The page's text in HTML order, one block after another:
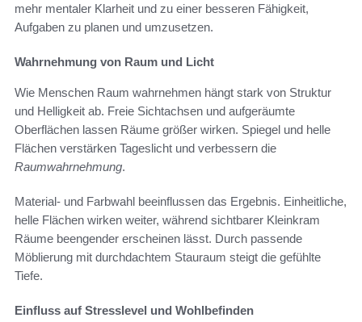
mehr mentaler Klarheit und zu einer besseren Fähigkeit,
Aufgaben zu planen und umzusetzen.
Wahrnehmung von Raum und Licht
Wie Menschen Raum wahrnehmen hängt stark von Struktur
und Helligkeit ab. Freie Sichtachsen und aufgeräumte
Oberflächen lassen Räume größer wirken. Spiegel und helle
Flächen verstärken Tageslicht und verbessern die
Raumwahrnehmung.
Material- und Farbwahl beeinflussen das Ergebnis. Einheitliche,
helle Flächen wirken weiter, während sichtbarer Kleinkram
Räume beengender erscheinen lässt. Durch passende
Möblierung mit durchdachtem Stauraum steigt die gefühlte
Tiefe.
Einfluss auf Stresslevel und Wohlbefinden